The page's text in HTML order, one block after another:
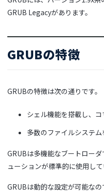
GRUB Legacyがあります。
GRUBの特徴
GRUBの特徴は次の通りです。
シェル機能を搭載し、
多数のファイルシステム
GRUBは多機能なブートロー
ューションが標準的に使用して
GRUBは動的な設定が可能な